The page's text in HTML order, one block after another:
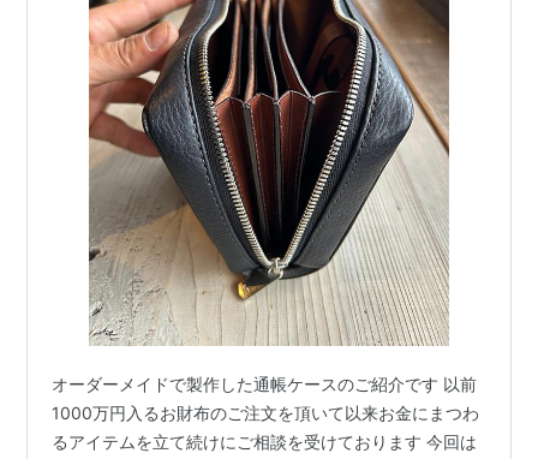
オーダーメイドで製作した通帳ケースのご紹介です 以前
1000万円入るお財布のご注文を頂いて以来お金にまつわ
るアイテムを立て続けにご相談を受けております 今回は